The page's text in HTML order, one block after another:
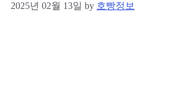
2025년 02월 13일 by 호빵정보